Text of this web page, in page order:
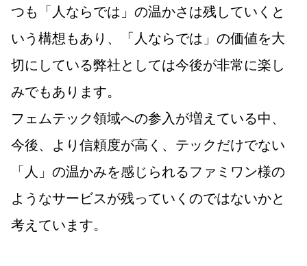
つも「人ならでは」の温かさは残していくと
いう構想もあり、「人ならでは」の価値を大
切にしている弊社としては今後が非常に楽し
みでもあります。
フェムテック領域への参入が増えている中、
今後、より信頼度が高く、テックだけでない
「人」の温かみを感じられるファミワン様の
ようなサービスが残っていくのではないかと
考えています。